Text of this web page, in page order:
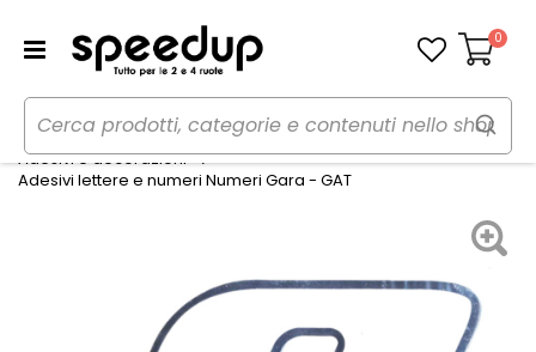
Carrello
0
Home Auto
Tuning esterno e pellicole
Adesivi e decorazioni
Adesivi lettere e numeri Numeri Gara - GAT